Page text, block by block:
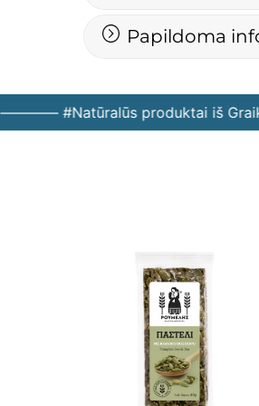
Papildoma
#Natūralūs produktai iš